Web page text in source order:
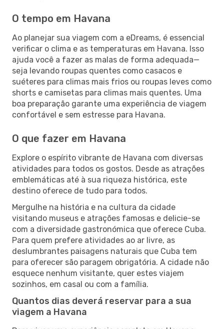
O tempo em Havana
Ao planejar sua viagem com a eDreams, é essencial
verificar o clima e as temperaturas em Havana. Isso
ajuda você a fazer as malas de forma adequada—
seja levando roupas quentes como casacos e
suéteres para climas mais frios ou roupas leves como
shorts e camisetas para climas mais quentes. Uma
boa preparação garante uma experiência de viagem
confortável e sem estresse para Havana.
O que fazer em Havana
Explore o espírito vibrante de Havana com diversas
atividades para todos os gostos. Desde as atrações
emblemáticas até à sua riqueza histórica, este
destino oferece de tudo para todos.
Mergulhe na história e na cultura da cidade
visitando museus e atrações famosas e delicie-se
com a diversidade gastronómica que oferece Cuba.
Para quem prefere atividades ao ar livre, as
deslumbrantes paisagens naturais que Cuba tem
para oferecer são paragem obrigatória. A cidade não
esquece nenhum visitante, quer estes viajem
sozinhos, em casal ou com a família.
Quantos dias deverá reservar para a sua
viagem a Havana